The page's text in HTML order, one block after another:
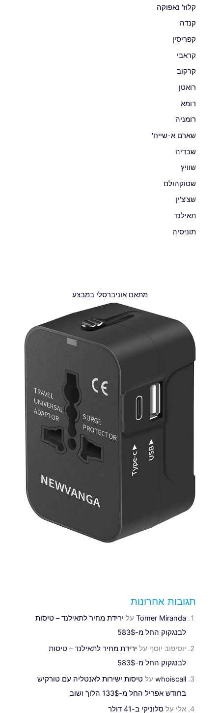
קלוז' נאפוקה
קנדה
קפריסין
קראבי
קרקוב
רואטן
רומא
רומניה
שארם א-שייח'
שבדיה
שוויץ
שטוקהולם
שצ'צ'ין
תאילנד
תוניסיה
מתאם אוניברסלי במבצע
תגובות אחרונות
Tomer Mirandaעלירידת מחיר לתאילנד – טיסות
לבנגקוק החל מ-583$
יוסיפוב יוסףעלירידת מחיר לתאילנד – טיסות
לבנגקוק החל מ-583$
whoiscallעלטיסות ישירות לאנטליה עם טורקיש
בחודש אפריל החל מ-133$ הלוך ושוב
אליעלסלוניקי ב-41 דולר